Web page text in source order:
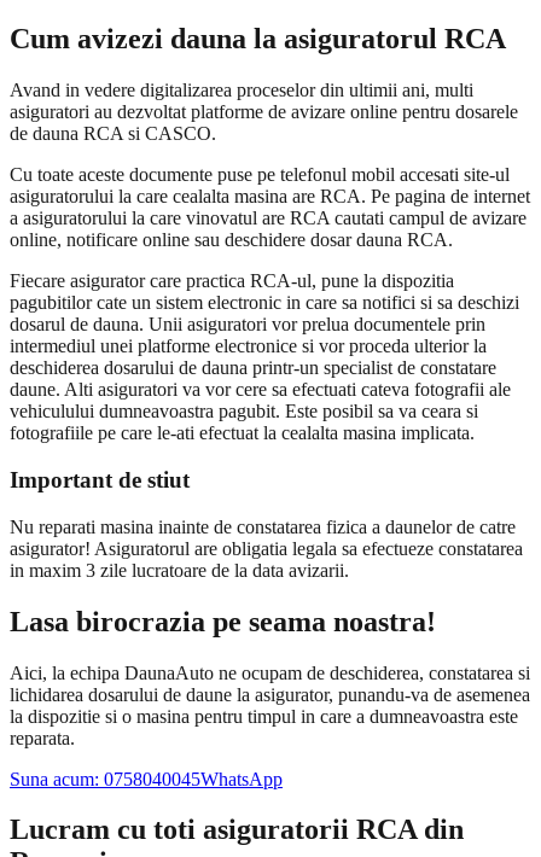
Cum avizezi dauna la asiguratorul RCA
Avand in vedere digitalizarea proceselor din ultimii ani, multi
asiguratori au dezvoltat platforme de avizare online pentru dosarele
de dauna RCA si CASCO.
Cu toate aceste documente puse pe telefonul mobil accesati site-ul
asiguratorului la care cealalta masina are RCA. Pe pagina de internet
a asiguratorului la care vinovatul are RCA cautati campul de avizare
online, notificare online sau deschidere dosar dauna RCA.
Fiecare asigurator care practica RCA-ul, pune la dispozitia
pagubitilor cate un sistem electronic in care sa notifici si sa deschizi
dosarul de dauna. Unii asiguratori vor prelua documentele prin
intermediul unei platforme electronice si vor proceda ulterior la
deschiderea dosarului de dauna printr-un specialist de constatare
daune. Alti asiguratori va vor cere sa efectuati cateva fotografii ale
vehiculului dumneavoastra pagubit. Este posibil sa va ceara si
fotografiile pe care le-ati efectuat la cealalta masina implicata.
Important de stiut
Nu reparati masina inainte de constatarea fizica a daunelor de catre
asigurator! Asiguratorul are obligatia legala sa efectueze constatarea
in maxim 3 zile lucratoare de la data avizarii.
Lasa birocrazia pe seama noastra!
Aici, la echipa DaunaAuto ne ocupam de deschiderea, constatarea si
lichidarea dosarului de daune la asigurator, punandu-va de asemenea
la dispozitie si o masina pentru timpul in care a dumneavoastra este
reparata.
Suna acum: 0758040045WhatsApp
Lucram cu toti asiguratorii RCA din